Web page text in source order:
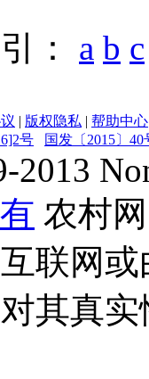
： a b c
| 版权隐私 | 帮助中心
号 国发〔2015〕40
2013
农村网
联网
其真